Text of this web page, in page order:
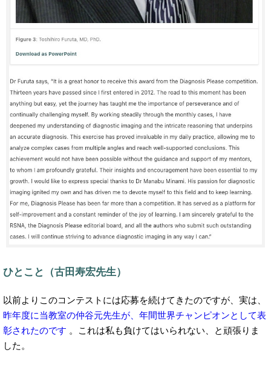
ひとこと（古田寿宏先生）
以前よりこのコンテストには応募を続けてきたのですが、実は、
昨年度に当教室の仲谷元先生が、年間世界チャンピオンとして表
彰されたのです 。これは私も負けてはいられない、と頑張りま
した。